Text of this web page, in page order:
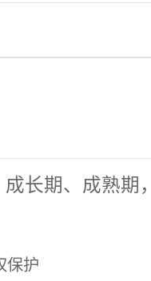
长期、成熟期
保护